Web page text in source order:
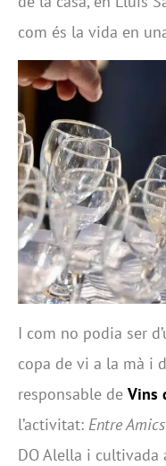
com és la vida en
I com no podia ser
copa de vi a la mà i
responsable de Vins
l’activitat: Entre Amics
DO Alella i cultivada